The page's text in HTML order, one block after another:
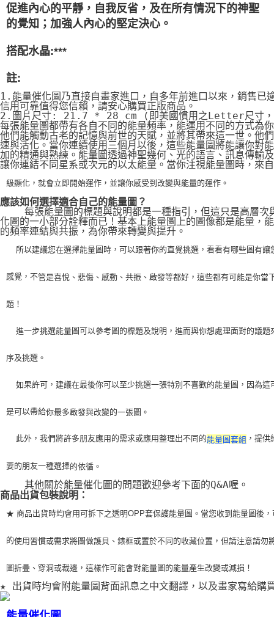
促進內心的平靜，自我反省，及在所有情況下的神聖
的覺知；加強人內心的堅定決心。
搭配水晶:***
註:
1.能量催化圖乃直接自畫家進口，自多年前進口以來，銷售已
信用可靠值得您信賴，請安心購買正版商品。
2.圖片尺寸: 21.7 * 28 cm (即美國慣用之Letter尺寸，
每張能量圖都帶有各自不同的能量頻率，能運用不同的方式為
他們能觸動古老的記憶與前世的天賦，並將其帶來這一世。他
速與活化。當你連續使用三個月以後，這些能量圖將能讓你對
加的精通與熟練。能量圖透過神聖幾何、光的語言、訊息傳輸
讓你連結不同星系或次元的以太能量。當你注視能量圖時，來
級顯化，就會立即開始運作，並讓你感受到改變與能量的運作。
應該如何選擇適合自己的能量圖？
每張能量圖的標題與說明都是一種指引，但這只是高層次
化圖的一小部分詮釋而已！基本上能量圖上的圖像都是能量，
的頻率連結與共振，為你帶來轉變與提升。
所以建議您在選擇能量圖時，可以跟著你的直覺挑選，看看有哪些圖有讓
感覺，不管是喜悅、悲傷、感動、共振、啟發等都好，這些都有可能是你當
題！
進一步挑選能量圖可以參考圖的標題及說明，進而與你想處理面對的議題
序及挑選。
如果許可，建議在最後你可以至少挑選一張特別不喜歡的能量圖，因為這
是可以帶給你最多啟發與改變的一張圖。
    此外，我們將許多朋友應用的需求或應用整理出不同的
能量圖套組 ，提供
要的朋友一種選擇的依循。
    其他關於能量催化圖的問題歡迎參考下面的Q&A喔。
商品出貨包裝說明：
★ 商品出貨時均會用可拆下之透明OPP套保護能量圖。當您收到能量圖後，
的使用習慣或需求將圖做護貝、錶框或置於不同的收藏位置，但請注意請勿
圖折疊、穿洞或裁邊，這樣作可能會對能量圖的能量產生改變或減損！
★ 出貨時均會附能量圖背面訊息之中文翻譯，以及畫家寫給購